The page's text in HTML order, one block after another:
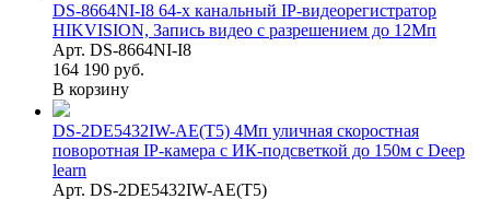
DS-8664NI-I8 64-х канальный IP-видеорегистратор
HIKVISION, Запись видео с разрешением до 12Мп
Арт. DS-8664NI-I8
164 190 руб.
В корзину
DS-2DE5432IW-AE(T5) 4Мп уличная скоростная
поворотная IP-камера с ИК-подсветкой до 150м с Deep
learn
Арт. DS-2DE5432IW-AE(T5)